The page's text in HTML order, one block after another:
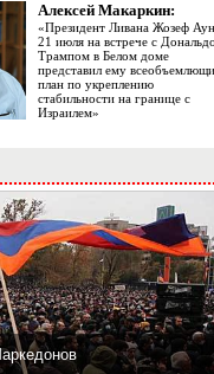
Алексей Макаркин:
«Президент Ливана Жозеф Аун
21 июля на встрече с
Трампом в Белом доме
представил ему
план по укреплению
стабильности на границе с
Израилем»